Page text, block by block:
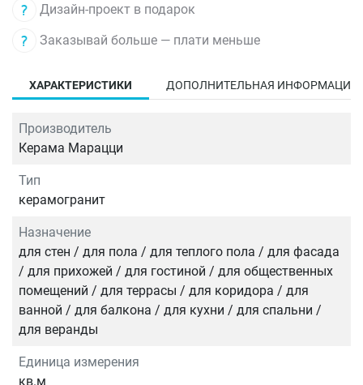
Дизайн-проект в подарок
Заказывай больше — плати меньше
ХАРАКТЕРИСТИКИ ДОПОЛНИТЕЛЬНАЯ ИНФОРМАЦИЯ
Производитель
Керама Марацци
Тип
керамогранит
Назначение
для стен / для пола / для теплого пола / для фасада
/ для прихожей / для гостиной / для общественных
помещений / для террасы / для коридора / для
ванной / для балкона / для кухни / для спальни /
для веранды
Единица измерения
кв.м